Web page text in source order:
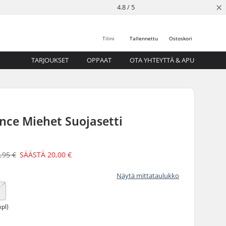
4.8 / 5 ×
Ostoskori
Tallennettu
Tilini
TARJOUKSET OPPAAT OTA YHTEYTTÄ & APU
Miehet Suojasetti
€ SÄÄSTÄ20,00 €
Näytä mittataulukko